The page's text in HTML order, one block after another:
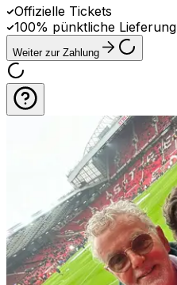
Offizielle Tickets
100% pünktliche Lieferung
Weiter zur Zahlung